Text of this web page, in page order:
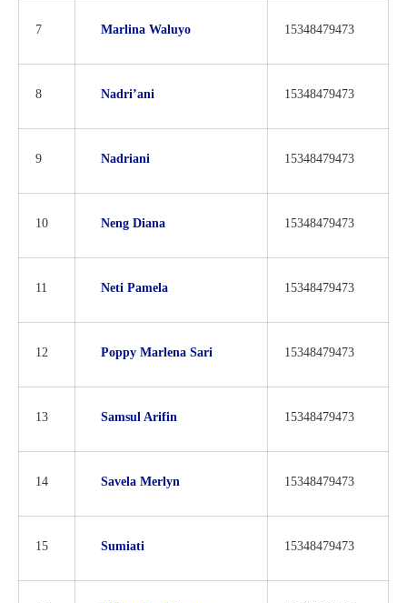
7 Marlina Waluyo 15348479473
8 Nadri’ani 15348479473
9 Nadriani 15348479473
10 Neng Diana 15348479473
11 Neti Pamela 15348479473
12 Poppy Marlena Sari 15348479473
13 Samsul Arifin 15348479473
14 Savela Merlyn 15348479473
15 Sumiati 15348479473